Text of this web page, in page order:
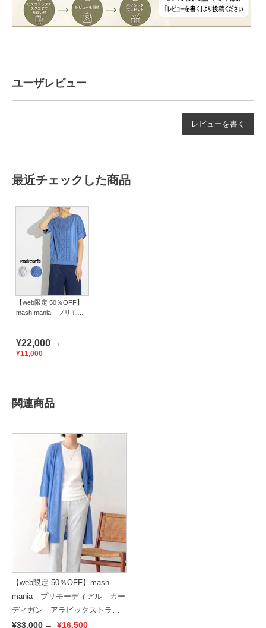
ユーザレビュー
レビューを書く
最近チェックした商品
【web限定 50％OFF】
mash mania プリモー
プ
¥22,000 →
¥11,000
関連商品
【web限定 50％OFF】mash
mania プリモーディアル カー
ディガン アラビックストライ
プ
¥33,000 → ¥16,500